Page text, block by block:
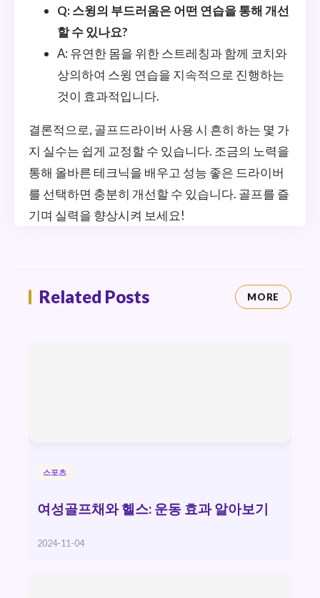
Q: 스윙의 부드러움은 어떤 연습을 통해 개선
할 수 있나요?
A: 유연한 몸을 위한 스트레칭과 함께 코치와
상의하여 스윙 연습을 지속적으로 진행하는
것이 효과적입니다.
결론적으로, 골프드라이버 사용 시 흔히 하는 몇 가
지 실수는 쉽게 교정할 수 있습니다. 조금의 노력을
통해 올바른 테크닉을 배우고 성능 좋은 드라이버
를 선택하면 충분히 개선할 수 있습니다. 골프를 즐
기며 실력을 향상시켜 보세요!
Related Posts MORE
스포츠
여성골프채와 헬스: 운동 효과 알아보기
2024-11-04